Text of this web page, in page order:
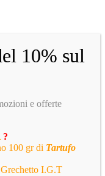
10% sul
e offerte
?
100 gr di Tartufo
I.G.T